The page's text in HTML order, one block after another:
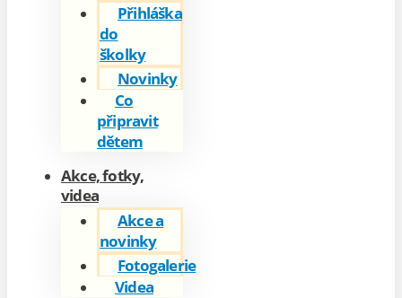
Přihláška
do
školky
Novinky
Co
připravit
dětem
Akce, fotky,
videa
Akce a
novinky
Fotogalerie
Videa